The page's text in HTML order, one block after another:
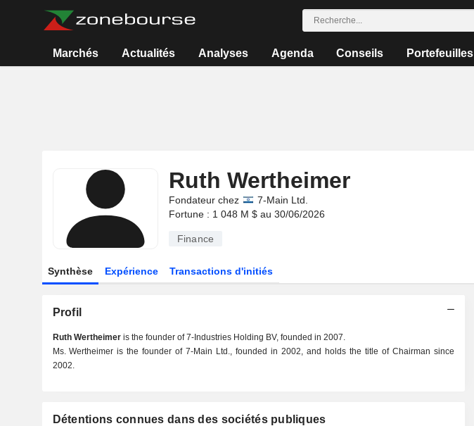
Marchés Actualités Analyses Agenda Conseils Portefeuilles
Ruth Wertheimer
Fondateur chez
7-Main Ltd.
Fortune : 1 048 M $ au 30/06/2026
Finance
Synthèse Expérience Transactions d'initiés
Profil
Ruth Wertheimeris the founder of 7-Industries Holding BV, founded in 2007.
Ms. Wertheimer is the founder of 7-Main Ltd., founded in 2002, and holds the title of Chairman since
2002.
Détentions connues dans des sociétés publiques